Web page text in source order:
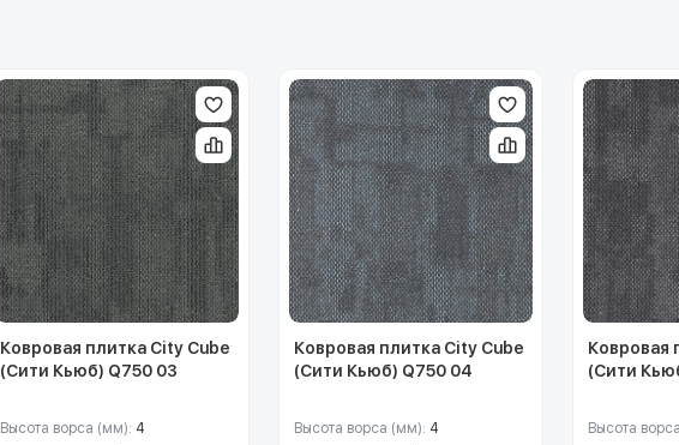
Ковровая плитка City Cube
(Сити Кьюб) Q750 03
Высота ворса (мм): 4
Ковровая плитка City Cube
(Сити Кьюб) Q750 04
Высота ворса (мм): 4
Ковровая
(Сити
Высота